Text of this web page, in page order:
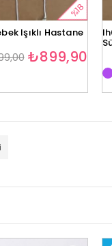
%18
Işıklı Hastane
₺899,90